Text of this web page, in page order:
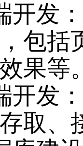
开发
包括
果等
开发
取、